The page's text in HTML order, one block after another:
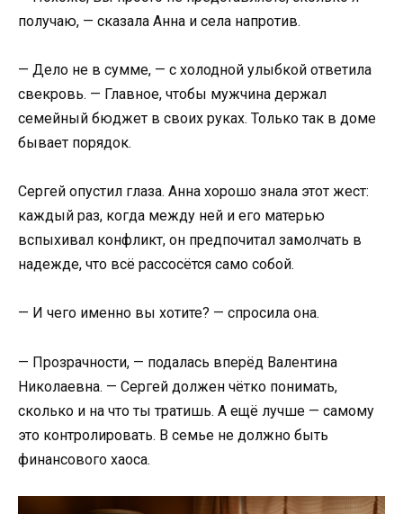
получаю, — сказала Анна и села напротив.
— Дело не в сумме, — с холодной улыбкой ответила
свекровь. — Главное, чтобы мужчина держал
семейный бюджет в своих руках. Только так в доме
бывает порядок.
Сергей опустил глаза. Анна хорошо знала этот жест:
каждый раз, когда между ней и его матерью
вспыхивал конфликт, он предпочитал замолчать в
надежде, что всё рассосётся само собой.
— И чего именно вы хотите? — спросила она.
— Прозрачности, — подалась вперёд Валентина
Николаевна. — Сергей должен чётко понимать,
сколько и на что ты тратишь. А ещё лучше — самому
это контролировать. В семье не должно быть
финансового хаоса.